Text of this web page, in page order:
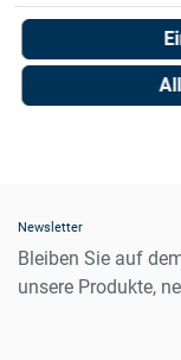
Newsletter
Bleiben Sie auf
unsere Produkte,